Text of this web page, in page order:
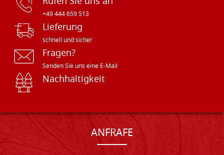
+49 444 659 513
Lieferung
schnell und sicher
Fragen?
Senden Sie uns eine E-Mail
Nachhaltigkeit
ANFRAFE